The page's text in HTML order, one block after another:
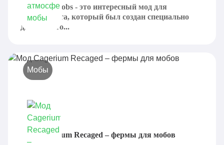
Mowzie’s Mobs - это интересный мод для
Майнкрафта, который был создан специально
для тех, кто...
Мобы
Мод Cagerium Recaged – фермы для мобов